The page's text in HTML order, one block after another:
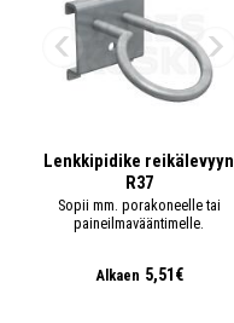
Lenkkipidike reikälevyyn
R37
Sopii mm. porakoneelle tai
paineilmavääntimelle.
Alkaen 5,51€